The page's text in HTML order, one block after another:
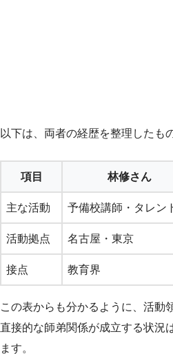
以下は、両者の経歴を整理したも
項目 林修さん
主な活動 予備校講師・タレン
活動拠点 名古屋・東京
接点 教育界
この表からも分かるように、活動
直接的な師弟関係が成立する状況
ます。